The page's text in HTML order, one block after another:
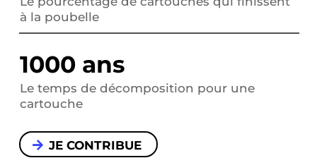
à la poubelle
1000 ans
Le temps de décomposition pour une
cartouche
JE CONTRIBUE